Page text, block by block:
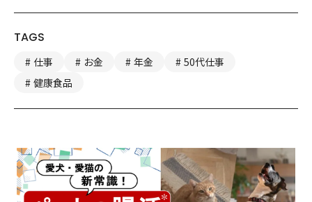
TAGS
仕事 お金 年金
50代仕事
健康食品